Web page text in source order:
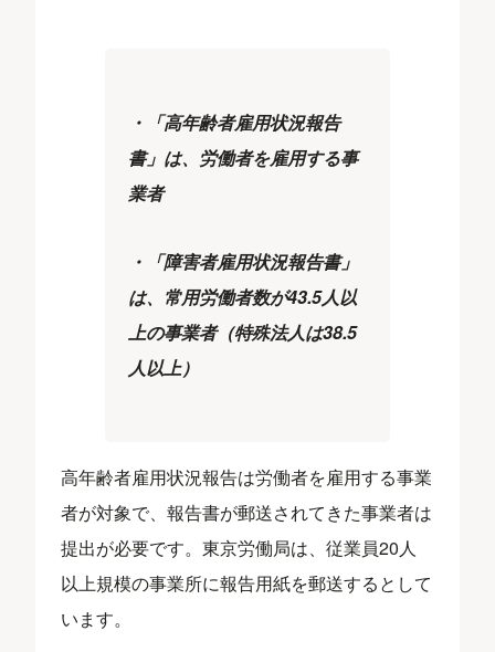
・「高年齢者雇用状況報告
書」は、労働者を雇用する事
業者
・「障害者雇用状況報告書」
は、常用労働者数が43.5人以
上の事業者（特殊法人は38.5
人以上）
高年齢者雇用状況報告は労働者を雇用する事業
者が対象で、報告書が郵送されてきた事業者は
提出が必要です。東京労働局は、従業員20人
以上規模の事業所に報告用紙を郵送するとして
います。